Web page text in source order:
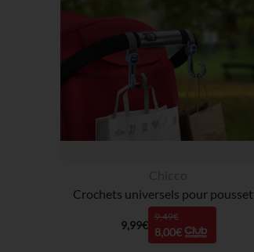
Crochets universels pour
9,99€
9,49€
8,00€